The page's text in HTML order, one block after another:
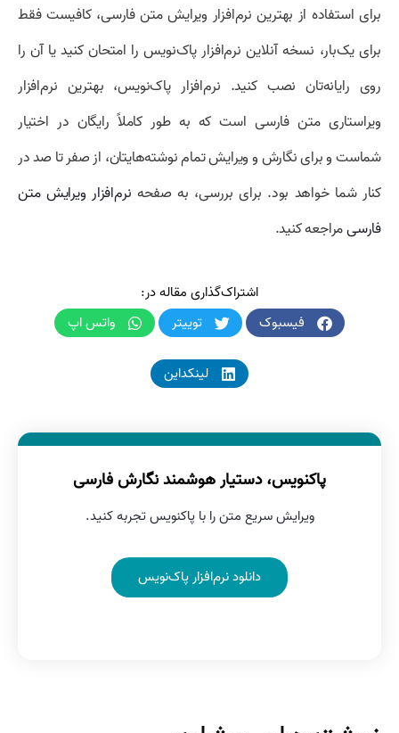
برای استفاده از بهترین نرم‌افزار ویرایش متن فارسی، کافیست فقط
برای یک‌بار، نسخه آنلاین نرم‌افزار پاک‌نویس را امتحان کنید یا آن را
روی رایانه‌تان نصب کنید. نرم‌افزار پاک‌نویس، بهترین نرم‌افزار
ویراستاری متن فارسی است که به طور کاملاً رایگان در اختیار
شماست و برای نگارش و ویرایش تمام نوشته‌هایتان، از صفر تا صد در
کنار شما خواهد بود. برای بررسی، به صفحه نرم‌افزار ویرایش متن
فارسیمراجعه کنید.
اشتراک‌گذاری مقاله در:
فیسبوک
توییتر واتس اپ
لینکداین
پاکنویس، دستیار هوشمند نگارش فارسی
ویرایش سریع متن را با پاکنویس تجربه کنید.
دانلود نرم‌افزار پاک‌نویس